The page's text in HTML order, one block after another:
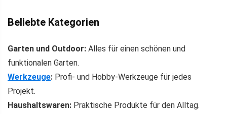
Beliebte Kategorien
Garten und Outdoor: Alles für einen schönen und
funktionalen Garten.
Werkzeuge: Profi- und Hobby-Werkzeuge für jedes
Projekt.
Haushaltswaren: Praktische Produkte für den Alltag.